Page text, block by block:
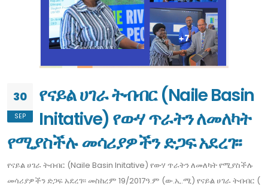
30
SEP
የናይል ሀገራ ትብብር (Naile Basin
Initative) የውሃ ጥራትን ለመለካት
የሚያስችሉ መሳሪያዎችን ድጋፍ አደረገ፡፡
የናይል ሀገራ ትብብር (Naile Basin Initative) የውሃ ጥራትን ለመለካት የሚያስችሉ
መሳሪያዎችን ድጋፍ አደረገ፡፡ መስከረም 19/2017ዓ.ም (ው.ኢ.ሚ) የናይል ሀገራ ትብብር (